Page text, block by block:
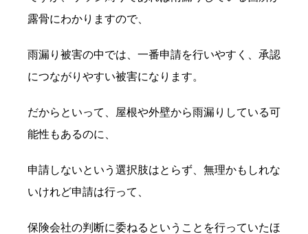
露骨にわかりますので、
雨漏り被害の中では、一番申請を行いやすく、承認
につながりやすい被害になります。
だからといって、屋根や外壁から雨漏りしている可
能性もあるのに、
申請しないという選択肢はとらず、無理かもしれな
いけれど申請は行って、
保険会社の判断に委ねるということを行っていたほ